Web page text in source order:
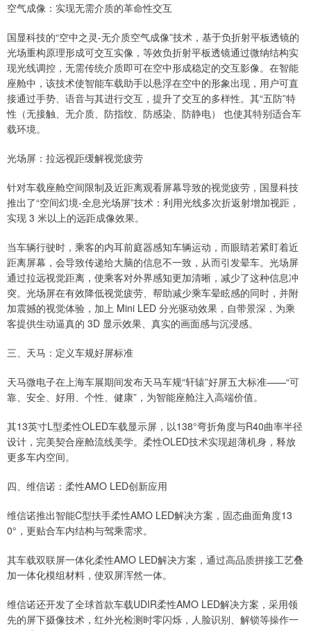
空气成像：实现无需介质的革命性交互
国显科技的“空中之灵-无介质空气成像”技术，基于负折射平板透镜的
光场重构原理形成可交互实像，等效负折射平板透镜通过微纳结构实
现光线调控，无需传统介质即可在空中形成稳定的交互影像。在智能
座舱中，该技术使智能车载助手以悬浮在空中的形象出现，用户可直
接通过手势、语音与其进行交互，提升了交互的多样性。其“五防”特
性（无接触、无介质、防指纹、防感染、防静电） 也使其特别适合车
载环境。
光场屏：拉远视距缓解视觉疲劳
针对车载座舱空间限制及近距离观看屏幕导致的视觉疲劳，国显科技
推出了“空间幻境-全息光场屏”技术：利用光线多次折返射增加视距，
实现 3 米以上的远距成像效果。
当车辆行驶时，乘客的内耳前庭器感知车辆运动，而眼睛若紧盯着近
距离屏幕，会导致传递给大脑的信息不一致，从而引发晕车。光场屏
通过拉远视觉距离，使乘客对外界感知更加清晰，减少了这种信息冲
突。光场屏在有效降低视觉疲劳、帮助减少乘车晕眩感的同时，并附
加震撼的视觉体验，加上 Mini LED 分光驱动效果，自带景深，为乘
客提供生动逼真的 3D 显示效果、真实的画面感与沉浸感。
三、天马：定义车规好屏标准
天马微电子在上海车展期间发布天马车规“轩辕”好屏五大标准——“可
靠、安全、好用、个性、健康”，为智能座舱注入高端价值。
其13英寸L型柔性OLED车载显示屏，以138°弯折角度与R40曲率半径
设计，完美契合座舱流线美学。柔性OLED技术实现超薄机身，释放
更多车内空间。
四、维信诺：柔性AMO LED创新应用
维信诺推出智能C型扶手柔性AMO LED解决方案，固态曲面角度13
0°，更贴合车内结构与驾乘需求。
其车载双联屏一体化柔性AMO LED解决方案，通过高品质拼接工艺叠
加一体化模组材料，使双屏浑然一体。
维信诺还开发了全球首款车载UDIR柔性AMO LED解决方案，采用领
先的屏下摄像技术，红外光检测时零闪烁，人脸识别、解锁等操作一